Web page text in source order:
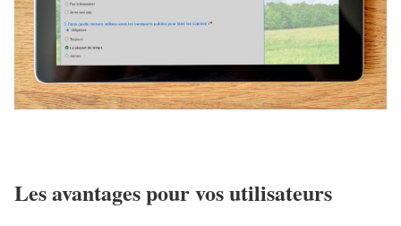
Les avantages pour vos utilisateurs